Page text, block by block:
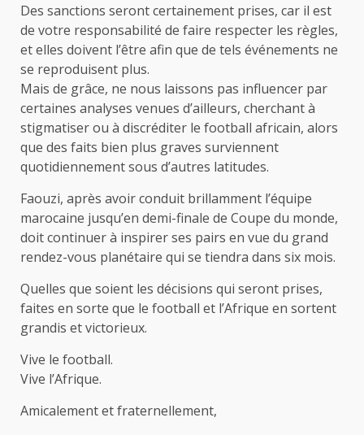
Des sanctions seront certainement prises, car il est
de votre responsabilité de faire respecter les règles,
et elles doivent l’être afin que de tels événements ne
se reproduisent plus.
Mais de grâce, ne nous laissons pas influencer par
certaines analyses venues d’ailleurs, cherchant à
stigmatiser ou à discréditer le football africain, alors
que des faits bien plus graves surviennent
quotidiennement sous d’autres latitudes.
Faouzi, après avoir conduit brillamment l’équipe
marocaine jusqu’en demi-finale de Coupe du monde,
doit continuer à inspirer ses pairs en vue du grand
rendez-vous planétaire qui se tiendra dans six mois.
Quelles que soient les décisions qui seront prises,
faites en sorte que le football et l’Afrique en sortent
grandis et victorieux.
Vive le football.
Vive l’Afrique.
Amicalement et fraternellement,